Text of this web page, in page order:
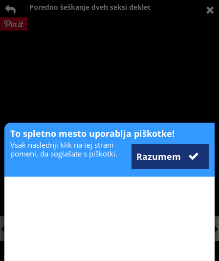
Poredno šeškanje dveh seksi deklet
To spletno mesto uporablja piškotke!
Razumem
Vsak naslednji klik na tej strani
pomeni, da soglašate s piškotki.